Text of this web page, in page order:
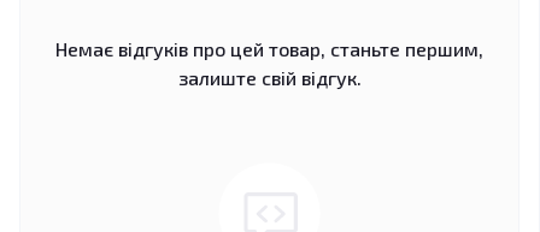
Немає відгуків про цей товар, станьте першим,
залиште свій відгук.